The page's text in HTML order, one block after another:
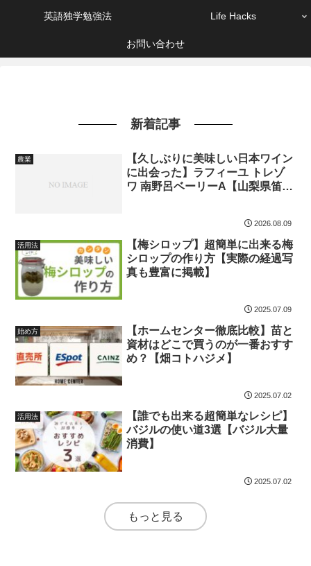
英語独学勉強法 Life Hacks
お問い合わせ
新着記事
農業
【久しぶりに美味しい日本ワイン
に出会った】ラフィーユ トレゾ
ワ 南野呂ベーリーA【山梨県笛吹
2026.08.09
活用法
【梅シロップ】超簡単に出来る梅
シロップの作り方【実際の経過写
真も豊富に掲載】
2025.07.09
始め方
【ホームセンター徹底比較】苗と
資材はどこで買うのが一番おすす
め？【畑コトハジメ】
2025.07.02
活用法
【誰でも出来る超簡単なレシピ】
バジルの使い道3選【バジル大量
消費】
2025.07.02
もっと見る